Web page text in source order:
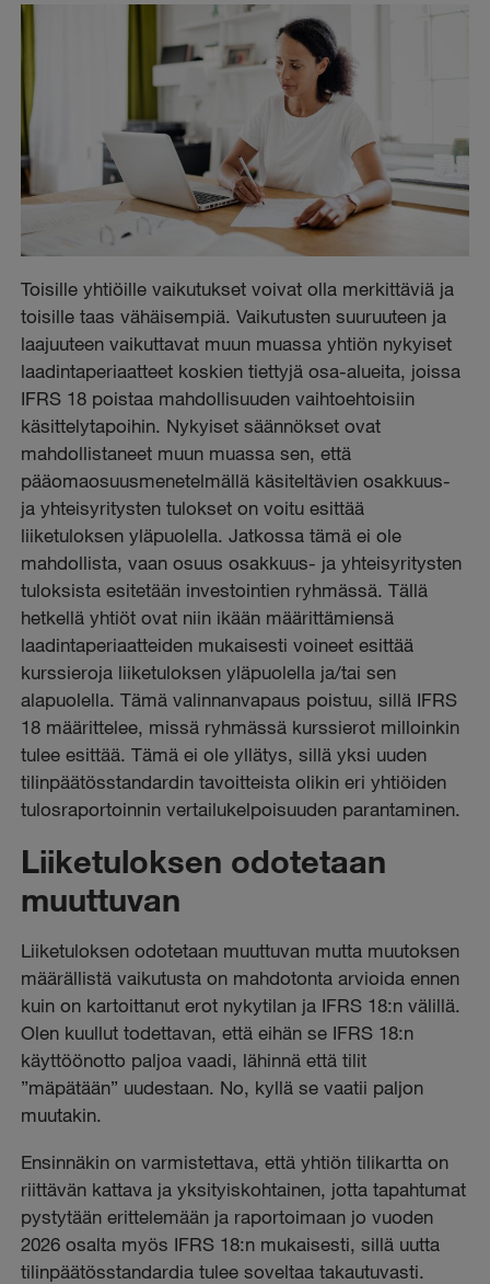
Toisille yhtiöille vaikutukset voivat olla merkittäviä ja
toisille taas vähäisempiä. Vaikutusten suuruuteen ja
laajuuteen vaikuttavat muun muassa yhtiön nykyiset
laadintaperiaatteet koskien tiettyjä osa-alueita, joissa
IFRS 18 poistaa mahdollisuuden vaihtoehtoisiin
käsittelytapoihin. Nykyiset säännökset ovat
mahdollistaneet muun muassa sen, että
pääomaosuusmenetelmällä käsiteltävien osakkuus-
ja yhteisyritysten tulokset on voitu esittää
liiketuloksen yläpuolella. Jatkossa tämä ei ole
mahdollista, vaan osuus osakkuus- ja yhteisyritysten
tuloksista esitetään investointien ryhmässä. Tällä
hetkellä yhtiöt ovat niin ikään määrittämiensä
laadintaperiaatteiden mukaisesti voineet esittää
kurssieroja liiketuloksen yläpuolella ja/tai sen
alapuolella. Tämä valinnanvapaus poistuu, sillä IFRS
18 määrittelee, missä ryhmässä kurssierot milloinkin
tulee esittää. Tämä ei ole yllätys, sillä yksi uuden
tilinpäätösstandardin tavoitteista olikin eri yhtiöiden
tulosraportoinnin vertailukelpoisuuden parantaminen.
Liiketuloksen odotetaan
muuttuvan
Liiketuloksen odotetaan muuttuvan mutta muutoksen
määrällistä vaikutusta on mahdotonta arvioida ennen
kuin on kartoittanut erot nykytilan ja IFRS 18:n välillä.
Olen kuullut todettavan, että eihän se IFRS 18:n
käyttöönotto paljoa vaadi, lähinnä että tilit
”mäpätään” uudestaan. No, kyllä se vaatii paljon
muutakin.
Ensinnäkin on varmistettava, että yhtiön tilikartta on
riittävän kattava ja yksityiskohtainen, jotta tapahtumat
pystytään erittelemään ja raportoimaan jo vuoden
2026 osalta myös IFRS 18:n mukaisesti, sillä uutta
tilinpäätösstandardia tulee soveltaa takautuvasti.